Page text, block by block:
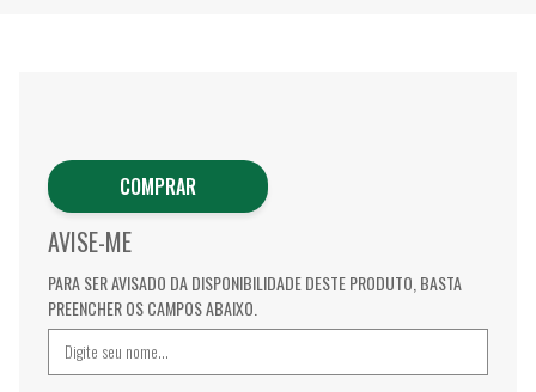
COMPRAR
AVISE-ME
PARA SER AVISADO DA DISPONIBILIDADE DESTE PRODUTO, BASTA
PREENCHER OS CAMPOS ABAIXO.